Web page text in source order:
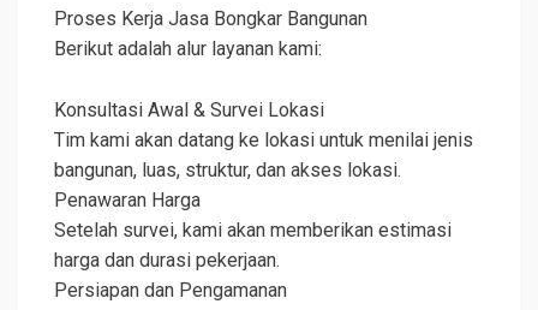
Proses Kerja Jasa Bongkar Bangunan
Berikut adalah alur layanan kami:
Konsultasi Awal & Survei Lokasi
Tim kami akan datang ke lokasi untuk menilai jenis
bangunan, luas, struktur, dan akses lokasi.
Penawaran Harga
Setelah survei, kami akan memberikan estimasi
harga dan durasi pekerjaan.
Persiapan dan Pengamanan